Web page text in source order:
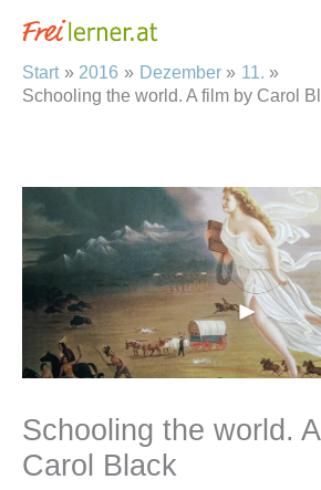
Inhalt
springen
Start 2016 Dezember
11.
Schooling the world. A film by Carol
Schooling the world.
Carol Black